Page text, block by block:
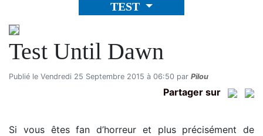
TEST
Test Until Dawn
Publié le Vendredi 25 Septembre 2015 à 06:50 par Pilou
Partager sur
Si vous êtes fan d’horreur et plus précisément de